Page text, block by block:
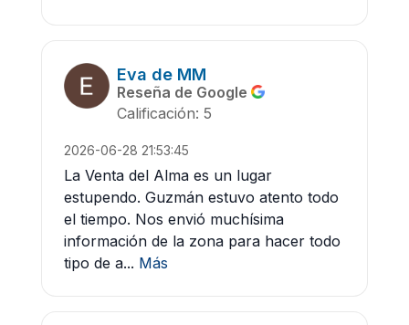
Eva de MM
Reseña de Google
Calificación: 5
2026-06-28 21:53:45
La Venta del Alma es un lugar
estupendo. Guzmán estuvo atento todo
el tiempo. Nos envió muchísima
información de la zona para hacer todo
tipo de a... Más